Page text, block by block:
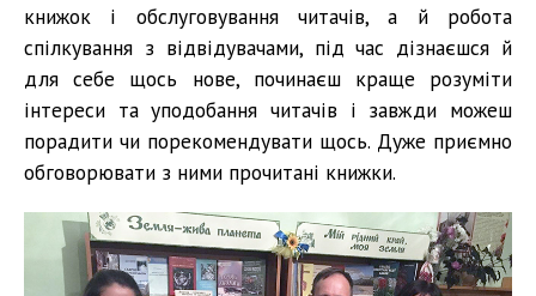
книжок і обслуговування читачів, а й робота
спілкування з відвідувачами, під час дізнаєшся й
для себе щось нове, починаєш краще розуміти
інтереси та уподобання читачів і завжди можеш
порадити чи порекомендувати щось. Дуже приємно
обговорювати з ними прочитані книжки.